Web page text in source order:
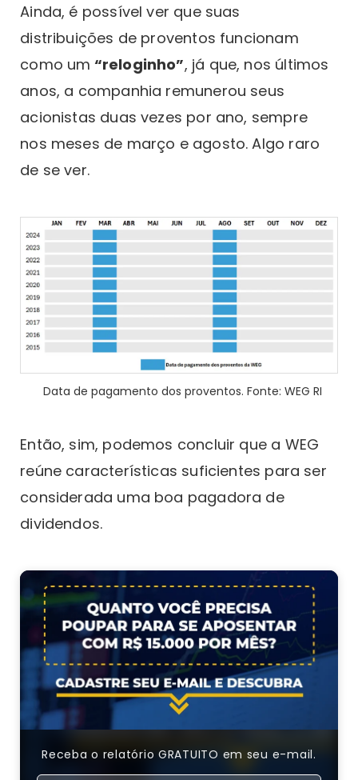
Ainda, é possível ver que suas
distribuições de proventos funcionam
como um “reloginho”, já que, nos últimos
anos, a companhia remunerou seus
acionistas duas vezes por ano, sempre
nos meses de março e agosto. Algo raro
de se ver.
Data de pagamento dos proventos. Fonte: WEG RI
Então, sim, podemos concluir que a WEG
reúne características suficientes para ser
considerada uma boa pagadora de
dividendos.
Receba o relatório GRATUITO em seu e-mail.